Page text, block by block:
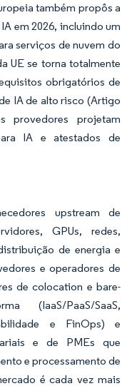
também propôs a
em 2026, incluindo um
serviços de nuvem do
UE se torna totalmente
obrigatórios de
IA de alto risco (Artigo
provedores projetam
IA e atestados de
upstream de
GPUs, redes,
de energia e
e operadores de
de colocation e bare-
(IaaS/PaaS/SaaS,
e FinOps) e
e de PMEs que
e processamento de
é cada vez mais